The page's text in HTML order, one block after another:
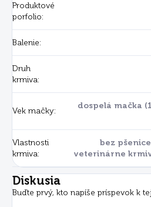
Produktové
porfolio:
Balenie:
Druh
krmiva:
Vek mačky:
dospelá mačka
Vlastnosti
krmiva:
bez
veterinárne
Diskusia
Buďte prvý, kto napíše príspevok k